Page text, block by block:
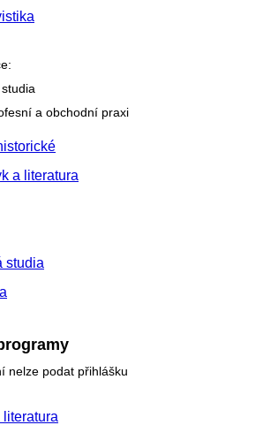
a obchodní praxi
a literatura
studia
nelze podat přihlášku